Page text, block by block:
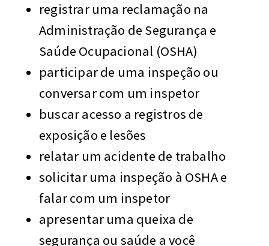
registrar uma reclamação na
Administração de Segurança e
Saúde Ocupacional (OSHA)
participar de uma inspeção ou
conversar com um inspetor
buscar acesso a registros de
exposição e lesões
relatar um acidente de trabalho
solicitar uma inspeção à OSHA e
falar com um inspetor
apresentar uma queixa de
segurança ou saúde a você